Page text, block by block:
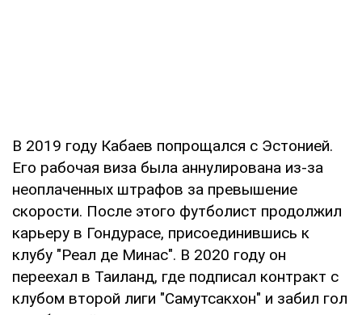
В 2019 году Кабаев попрощался с Эстонией.
Его рабочая виза была аннулирована из-за
неоплаченных штрафов за превышение
скорости. После этого футболист продолжил
карьеру в Гондурасе, присоединившись к
клубу "Реал де Минас". В 2020 году он
переехал в Таиланд, где подписал контракт с
клубом второй лиги "Самутсакхон" и забил гол